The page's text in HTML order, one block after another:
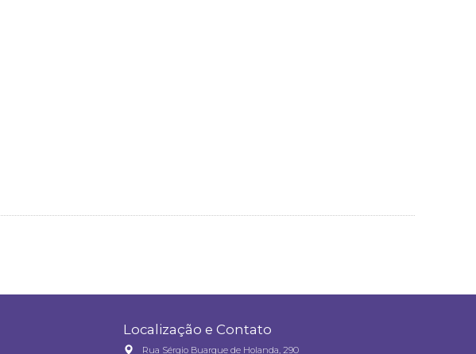
Localização e Contato
Rua Sérgio Buarque de Holanda, 290